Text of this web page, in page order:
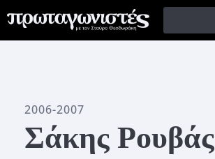
2006-2007
Σάκης Ρουβάς